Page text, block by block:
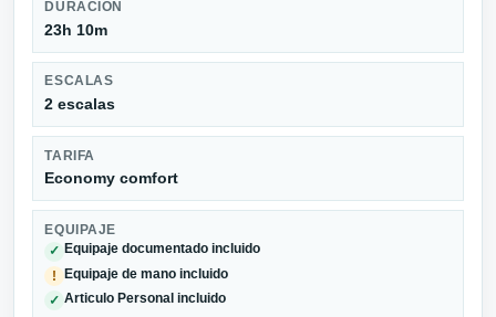
DURACIÓN
23h 10m
ESCALAS
2 escalas
TARIFA
Economy comfort
EQUIPAJE
✓ Equipaje documentado incluido
! Equipaje de mano incluido
✓ Articulo Personal incluido